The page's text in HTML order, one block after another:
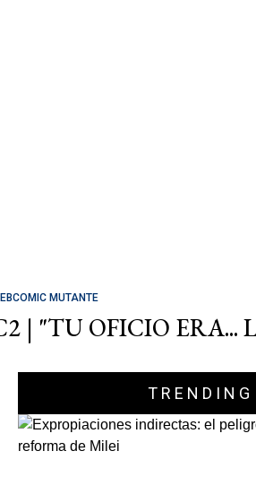
MUTANTE
| "TU OFICIO ERA...
TRENDING